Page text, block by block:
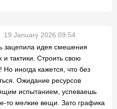
19 January 2026 09:54
зацепила идея смешения
и тактики. Строить свою
иногда кажется, что без
Ожидание ресурсов
испытанием, успеваешь
то мелкие вещи. Зато графика